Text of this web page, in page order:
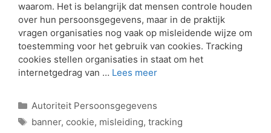
waarom. Het is belangrijk dat mensen controle houden
over hun persoonsgegevens, maar in de praktijk
vragen organisaties nog vaak op misleidende wijze om
toestemming voor het gebruik van cookies. Tracking
cookies stellen organisaties in staat om het
internetgedrag van … Lees meer
Autoriteit Persoonsgegevens
banner, cookie, misleiding, tracking